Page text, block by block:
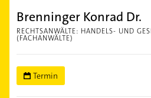
Brenninger Konrad Dr.
RECHTSANWÄLTE: HANDELS- UND
(FACHANWÄLTE)
Termin